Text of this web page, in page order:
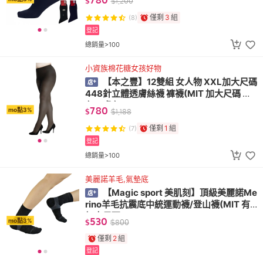
(8) 僅剩 3 組
總銷量>100
登記
mo點3%
小資族棉花糖女孩好物
【本之豐】12雙組 女人物 XXL加大尺碼
448針立體透膚絲襪 褲襪(MIT 加大尺碼 黑
色、膚色)
$780 $1,188
(7) 僅剩 1 組
總銷量>100
登記
mo點3%
美麗諾羊毛,氣墊底
【Magic sport 美肌刻】頂級美麗諾Me
rino羊毛抗震底中統運動襪/登山襪(MIT 有
加大尺碼)
$530 $800
僅剩 2組
登記